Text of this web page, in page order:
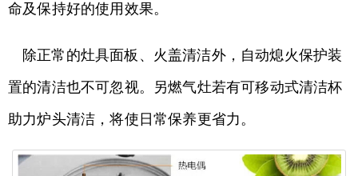
命及保持好的使用效果。
除正常的灶具面板、火盖清洁外，自动熄火保护装
置的清洁也不可忽视。另燃气灶若有可移动式清洁杯
助力炉头清洁，将使日常保养更省力。